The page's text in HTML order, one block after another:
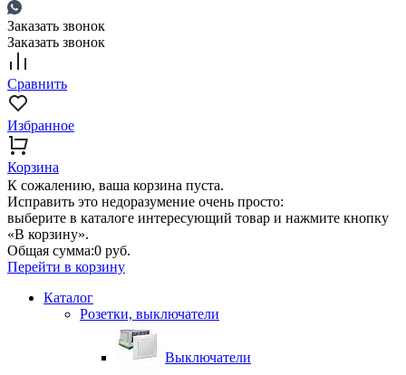
Заказать звонок
Заказать звонок
Сравнить
Избранное
Корзина
К сожалению, ваша корзина пуста.
Исправить это недоразумение очень просто:
выберите в каталоге интересующий товар и нажмите кнопку
«В корзину».
Общая сумма:0 руб.
Перейти в корзину
Каталог
Розетки, выключатели
Выключатели